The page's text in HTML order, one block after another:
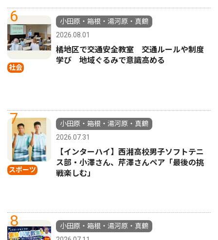
6
社会
小田原・箱根・湯河原・真鶴
2026.08.01
橘地区で交通安全教室 交通ルールや制度
学び 地域ぐるみで意識高める
7
スポーツ
小田原・箱根・湯河原・真鶴
2026.07.31
【インターハイ】西湘高校男子ソフトテニ
ス部・小澤さん、芹澤さんペア「最後の挑
戦楽しむ」
8
小田原・箱根・湯河原・真鶴